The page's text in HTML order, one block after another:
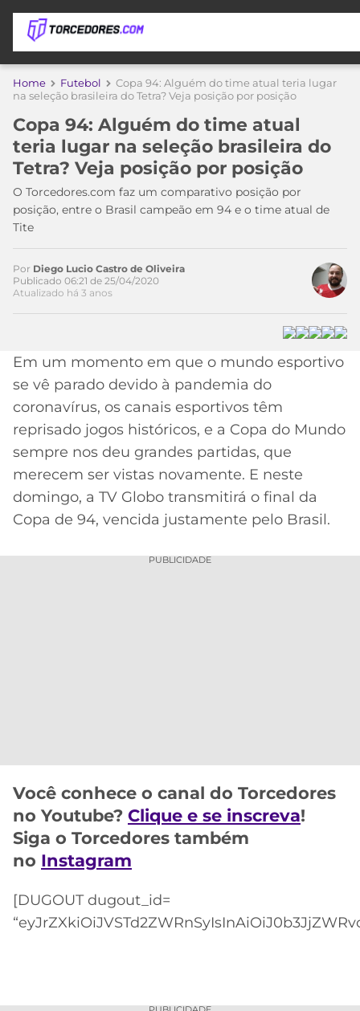
APOSTAS
DE
APOSTA
MELHORES
SITES
APOSTAS
2026
CÓDIGO
DE
INDICAÇÃO
BET365
CÓDIGO
BETANO
COPA
DO
MUNDO
MEU
TIME
CORINTHIANS
SÃO
PAULO
SANTOS
ATLÉTICO
MG
CRUZEIRO
CAMPEONATOS
A
LIBERTADORES
COPA
BRASIL
PREMIER
MERCADO
DA
BOLA
PALPITES
Home Futebol
Copa 94: Alguém do time atual teria lugar
na seleção brasileira do Tetra? Veja posição por posição
Copa 94: Alguém do time atual
teria lugar na seleção brasileira do
Tetra? Veja posição por posição
O Torcedores.com faz um comparativo posição por
posição, entre o Brasil campeão em 94 e o time atual de
Tite
Por Diego Lucio Castro de Oliveira
Publicado 06:21 de 25/04/2020
Atualizado há 3 anos
Em um momento em que o mundo esportivo
se vê parado devido à pandemia do
coronavírus, os canais esportivos têm
reprisado jogos históricos, e a Copa do Mundo
sempre nos deu grandes partidas, que
merecem ser vistas novamente. E neste
domingo, a TV Globo transmitirá o final da
Copa de 94, vencida justamente pelo Brasil.
PUBLICIDADE
Você conhece o canal do Torcedores
no Youtube? Clique e se inscreva!
Siga o Torcedores também
no Instagram
[DUGOUT dugout_id=